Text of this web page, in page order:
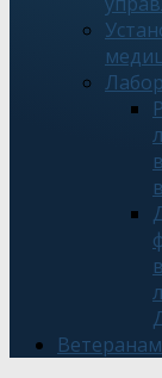
Ветеранам